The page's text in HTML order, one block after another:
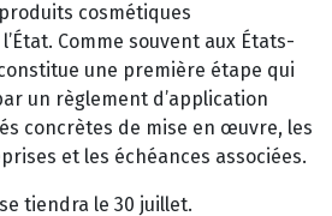
cosmétiques
Comme souvent aux États-
une première étape qui
un règlement d’application
concrètes de mise en œuvre, les
et les échéances associées.
tiendra le 30 juillet.